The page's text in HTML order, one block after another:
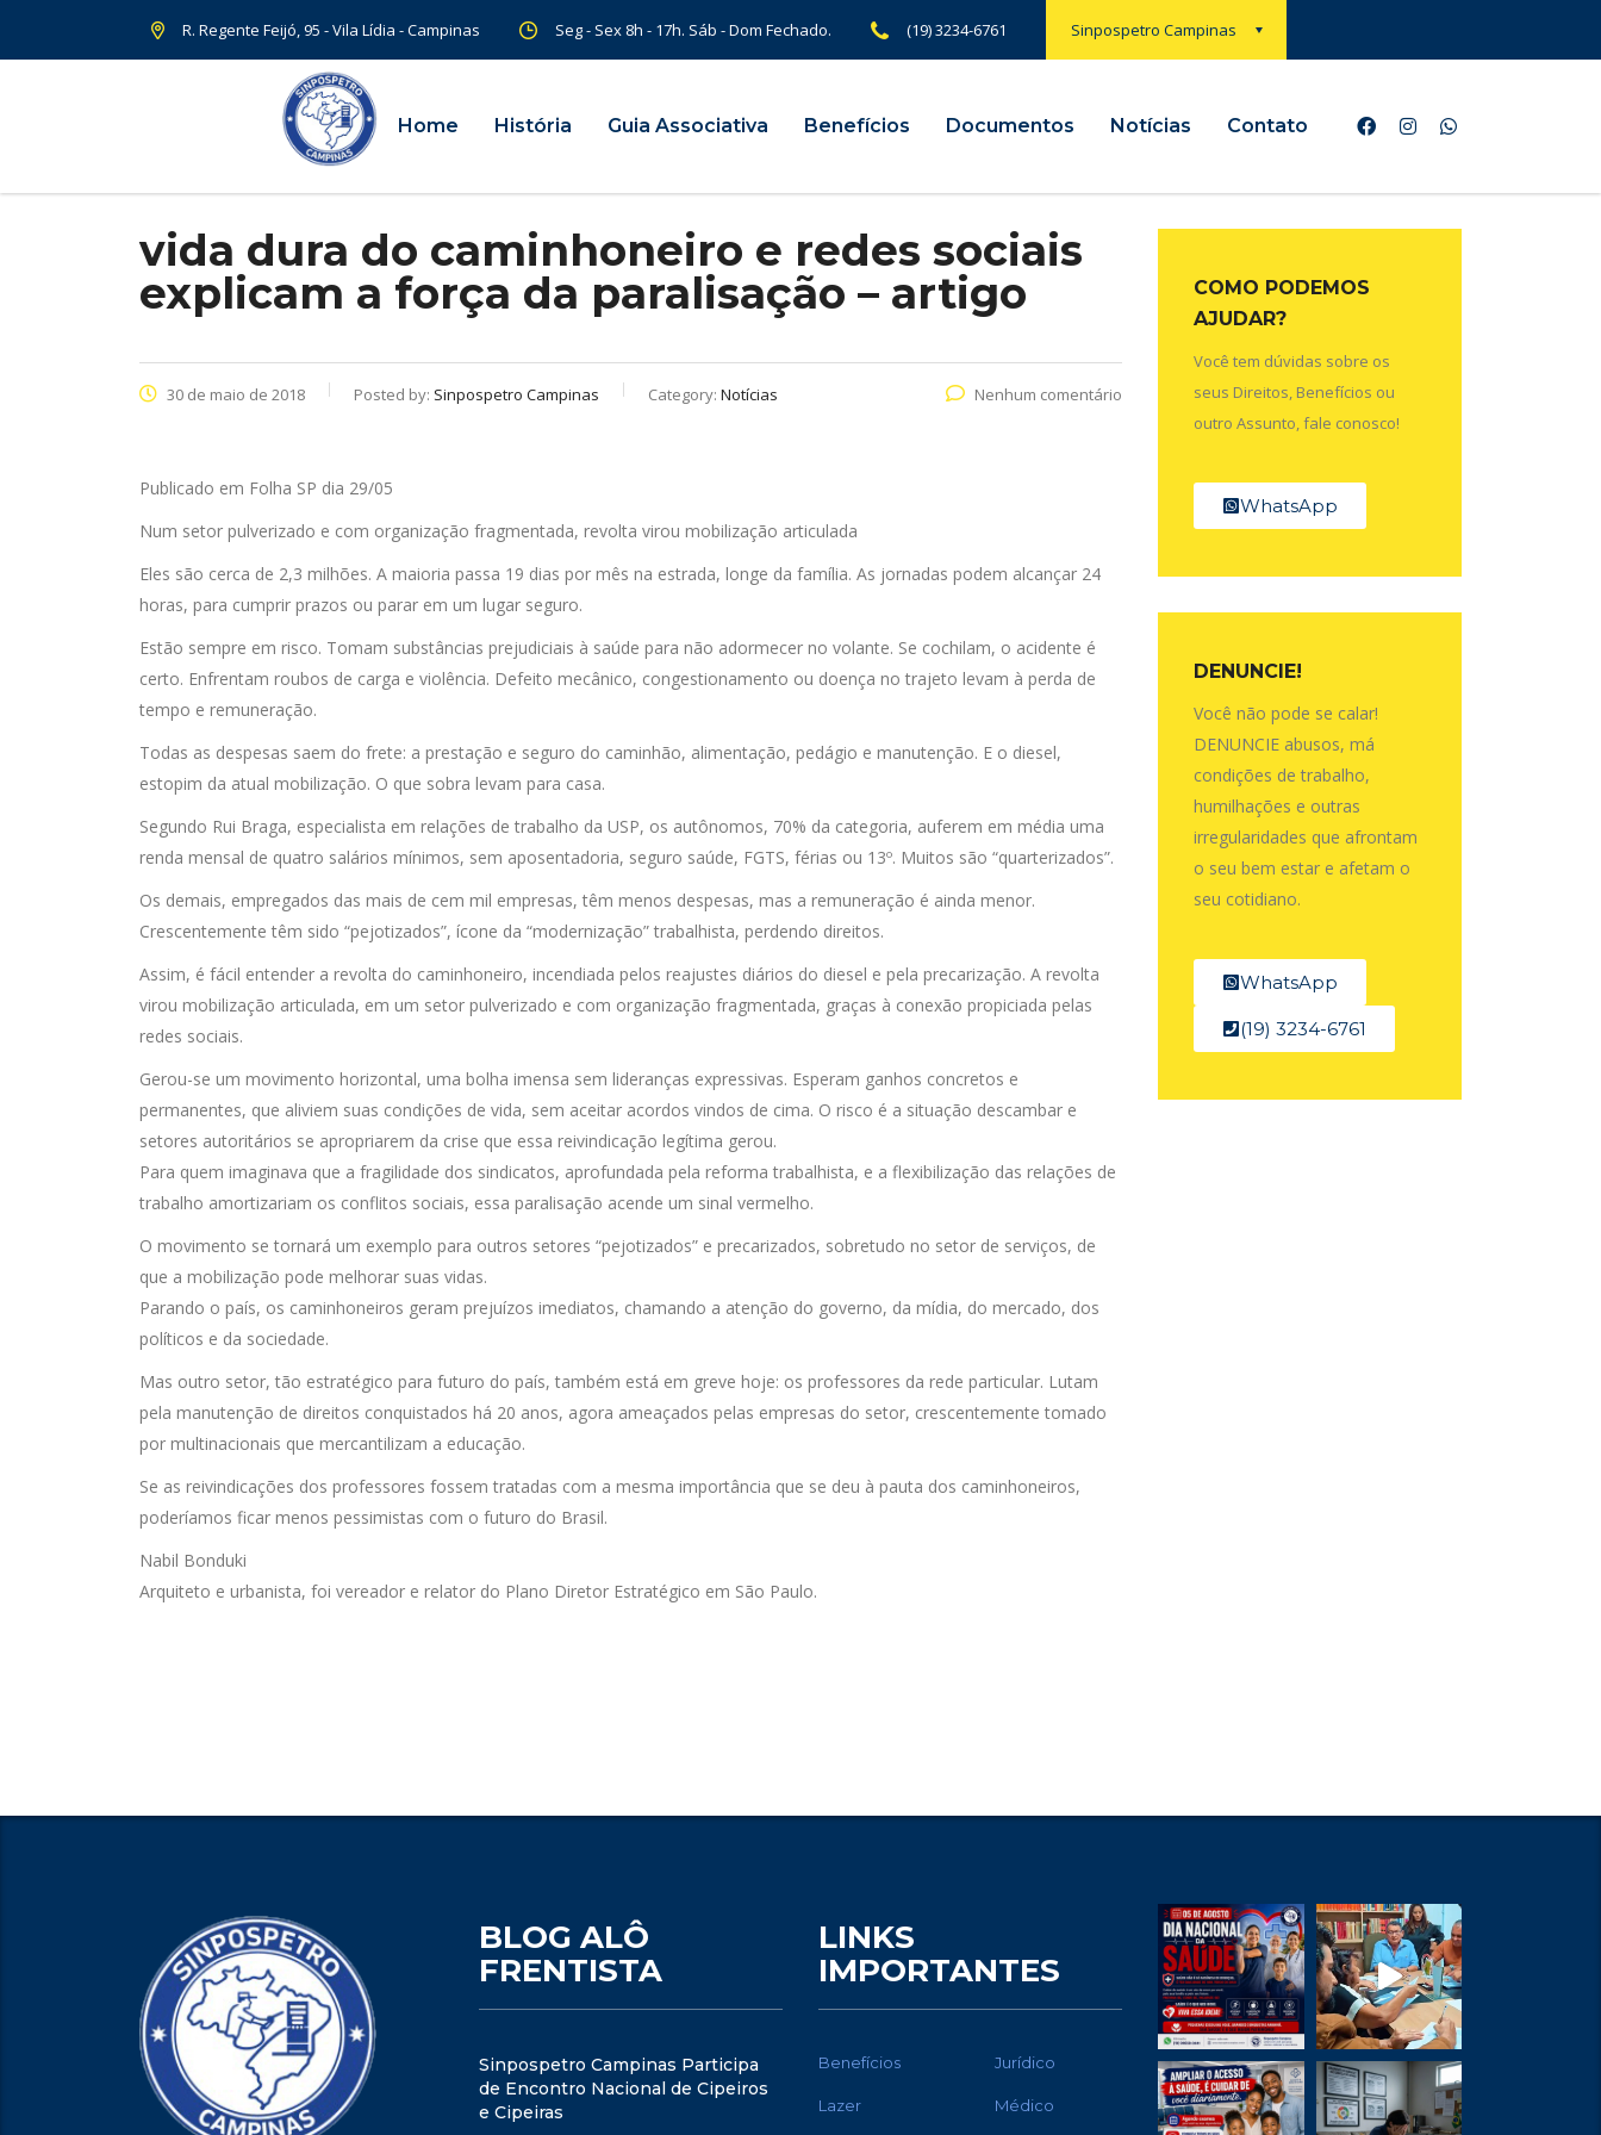
Sinpospetro Campinas
R. Regente Feijó, 95 - Vila Lídia - Campinas Seg - Sex 8h - 17h. Sáb - Dom Fechado. (19) 3234-6761
Home História Guia Associativa Benefícios Documentos Notícias Contato
vida dura do caminhoneiro e redes sociais
explicam a força da paralisação – artigo
30 de maio de 2018 Posted by: Sinpospetro Campinas Category: Notícias Nenhum comentário
Publicado em Folha SP dia 29/05
Num setor pulverizado e com organização fragmentada, revolta virou mobilização articulada
Eles são cerca de 2,3 milhões. A maioria passa 19 dias por mês na estrada, longe da família. As jornadas podem alcançar 24
horas, para cumprir prazos ou parar em um lugar seguro.
Estão sempre em risco. Tomam substâncias prejudiciais à saúde para não adormecer no volante. Se cochilam, o acidente é
certo. Enfrentam roubos de carga e violência. Defeito mecânico, congestionamento ou doença no trajeto levam à perda de
tempo e remuneração.
Todas as despesas saem do frete: a prestação e seguro do caminhão, alimentação, pedágio e manutenção. E o diesel,
estopim da atual mobilização. O que sobra levam para casa.
Segundo Rui Braga, especialista em relações de trabalho da USP, os autônomos, 70% da categoria, auferem em média uma
renda mensal de quatro salários mínimos, sem aposentadoria, seguro saúde, FGTS, férias ou 13º. Muitos são “quarterizados”.
Os demais, empregados das mais de cem mil empresas, têm menos despesas, mas a remuneração é ainda menor.
Crescentemente têm sido “pejotizados”, ícone da “modernização” trabalhista, perdendo direitos.
Assim, é fácil entender a revolta do caminhoneiro, incendiada pelos reajustes diários do diesel e pela precarização. A revolta
virou mobilização articulada, em um setor pulverizado e com organização fragmentada, graças à conexão propiciada pelas
redes sociais.
Gerou-se um movimento horizontal, uma bolha imensa sem lideranças expressivas. Esperam ganhos concretos e
permanentes, que aliviem suas condições de vida, sem aceitar acordos vindos de cima. O risco é a situação descambar e
setores autoritários se apropriarem da crise que essa reivindicação legítima gerou.
Para quem imaginava que a fragilidade dos sindicatos, aprofundada pela reforma trabalhista, e a flexibilização das relações de
trabalho amortizariam os conflitos sociais, essa paralisação acende um sinal vermelho.
O movimento se tornará um exemplo para outros setores “pejotizados” e precarizados, sobretudo no setor de serviços, de
que a mobilização pode melhorar suas vidas.
Parando o país, os caminhoneiros geram prejuízos imediatos, chamando a atenção do governo, da mídia, do mercado, dos
políticos e da sociedade.
Mas outro setor, tão estratégico para futuro do país, também está em greve hoje: os professores da rede particular. Lutam
pela manutenção de direitos conquistados há 20 anos, agora ameaçados pelas empresas do setor, crescentemente tomado
por multinacionais que mercantilizam a educação.
Se as reivindicações dos professores fossem tratadas com a mesma importância que se deu à pauta dos caminhoneiros,
poderíamos ficar menos pessimistas com o futuro do Brasil.
Nabil Bonduki
Arquiteto e urbanista, foi vereador e relator do Plano Diretor Estratégico em São Paulo.
COMO PODEMOS
AJUDAR?
Você tem dúvidas sobre os
seus Direitos, Benefícios ou
outro Assunto, fale conosco!
WhatsApp
DENUNCIE!
Você não pode se calar!
DENUNCIE abusos, má
condições de trabalho,
humilhações e outras
irregularidades que afrontam
o seu bem estar e afetam o
seu cotidiano.
WhatsApp
(19) 3234-6761
BLOG ALÔ
FRENTISTA
Sinpospetro Campinas Participa
de Encontro Nacional de Cipeiros
e Cipeiras
LINKS
IMPORTANTES
Benefícios Jurídico
Lazer Médico